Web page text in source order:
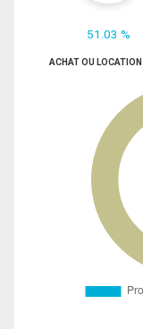
51.03 %
ACHAT OU LOCATION